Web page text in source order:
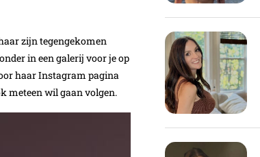
zijn tegengekomen
in een galerij voor je op
haar Instagram pagina
meteen wil gaan volgen.